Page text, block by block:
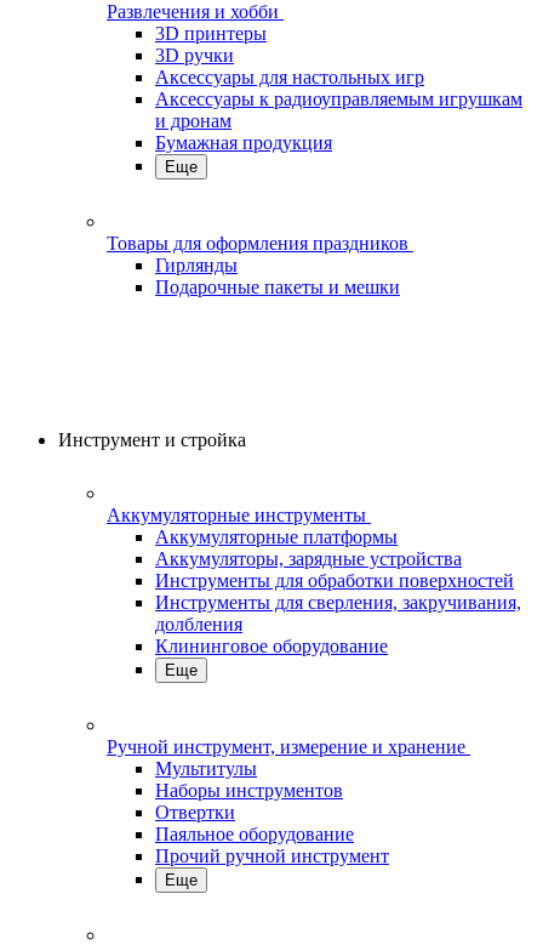
Развлечения и хобби
3D принтеры
3D ручки
Аксессуары для настольных игр
Аксессуары к радиоуправляемым игрушкам
и дронам
Бумажная продукция
Еще
Товары для оформления праздников
Гирлянды
Подарочные пакеты и мешки
Инструмент и стройка
Аккумуляторные инструменты
Аккумуляторные платформы
Аккумуляторы, зарядные устройства
Инструменты для обработки поверхностей
Инструменты для сверления, закручивания,
долбления
Клининговое оборудование
Еще
Ручной инструмент, измерение и хранение
Мультитулы
Наборы инструментов
Отвертки
Паяльное оборудование
Прочий ручной инструмент
Еще